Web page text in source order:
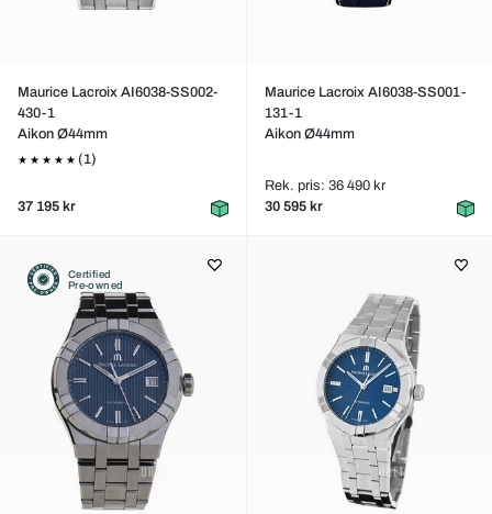
Maurice Lacroix AI6038-SS002-
430-1
Aikon Ø44mm
(1)
37 195 kr
Maurice Lacroix AI6038-SS001-
131-1
Aikon Ø44mm
Rek. pris: 36 490 kr
30 595 kr
Certified
Pre-owned